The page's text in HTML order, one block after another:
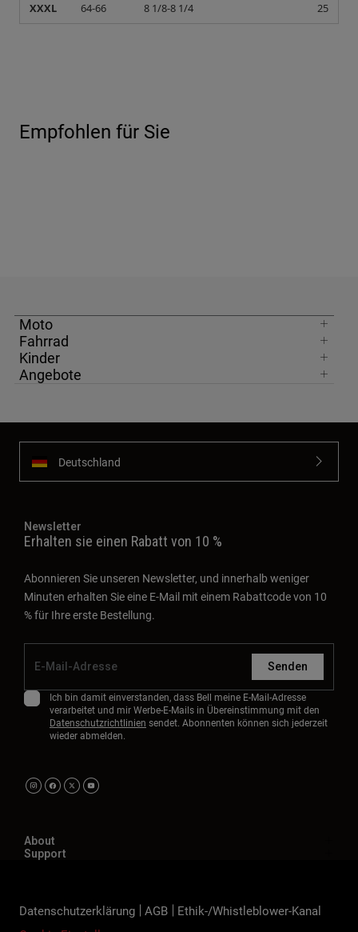
XXXL 64-66 8 1/8-8 1/4 25
Empfohlen für Sie
Moto
Fahrrad
Kinder
Angebote
Deutschland
Newsletter
Erhalten sie einen Rabatt von 10 %
Abonnieren Sie unseren Newsletter, und innerhalb weniger
Minuten erhalten Sie eine E-Mail mit einem Rabattcode von 10
% für Ihre erste Bestellung.
Senden
Ich bin damit einverstanden, dass Bell meine E-Mail-Adresse
verarbeitet und mir Werbe-E-Mails in Übereinstimmung mit den
Datenschutzrichtlinien sendet. Abonnenten können sich jederzeit
wieder abmelden.
About
Support
Datenschutzerklärung AGB
Ethik-/Whistleblower-Kanal